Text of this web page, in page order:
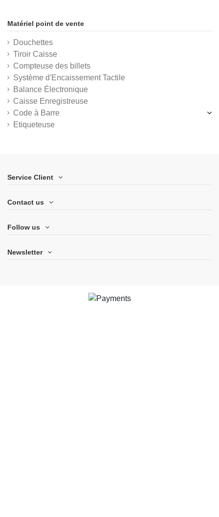
Matériel point de vente
Douchettes
Tiroir Caisse
Compteuse des billets
Système d'Encaissement Tactile
Balance Électronique
Caisse Enregistreuse
Code à Barre
Etiqueteuse
Service Client
Contact us
Follow us
Newsletter